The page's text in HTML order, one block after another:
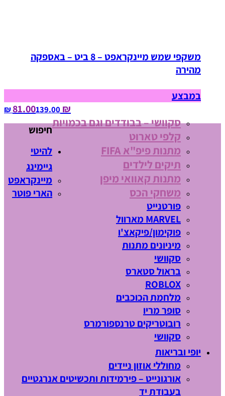
משקפי שמש מיינקראפט – 8 ביט – באספקה
מהירה
במבצע
₪ 81.00
139.00‏ ₪
סקוושי – בבודדים וגם בכמויות
קלפי טארוט
מתנות פיפ"א FIFA
תיקים לילדים
מתנות קאוואי מיפן
משחקי הכס
חיפוש
להיטי
גיימינג
מיינקראפט
הארי פוטר
פורטנייט
MARVEL מארוול
פוקימון/פיקאצ'ו
מיניונים מתנות
סקוושי
בראול סטארס
ROBLOX
מלחמת הכוכבים
סופר מריו
רובוטריקים טרנספורמרס
סקוושי
יופי ובריאות
מחוללי אוזון ניידים
אורגונייט – פירמידות ותכשיטים אנרגטיים
בעבודת יד